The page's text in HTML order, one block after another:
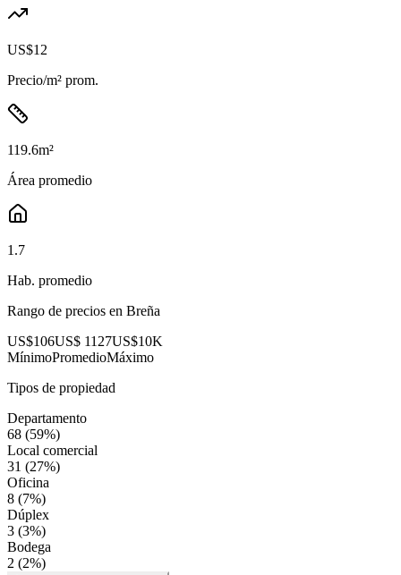
US$12
Precio/m² prom.
119.6m²
Área promedio
1.7
Hab. promedio
Rango de precios en Breña
US$106US$ 1127US$10K
MínimoPromedioMáximo
Tipos de propiedad
Departamento
68 (59%)
Local comercial
31 (27%)
Oficina
8 (7%)
Dúplex
3 (3%)
Bodega
2 (2%)